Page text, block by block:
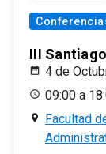
III
4 de
09:00 a
Facultad